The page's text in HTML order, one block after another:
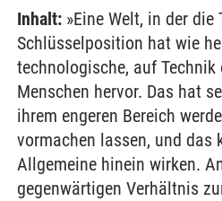
Inhalt: »Eine Welt, in der
Schlüsselposition hat wie
technologische, auf
Menschen hervor. Das hat
ihrem engeren Bereich
vormachen lassen, und das
Allgemeine hinein wirken.
gegenwärtigen Verhältnis